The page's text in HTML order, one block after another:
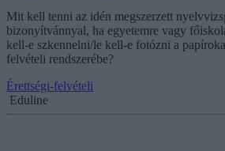
Mit kell tenni az idén megszerzett
bizonyítvánnyal, ha egyetemre vagy
kell-e szkennelni/le kell-e fotózni a
felvételi rendszerébe?
Érettségi-felvételi
Eduline